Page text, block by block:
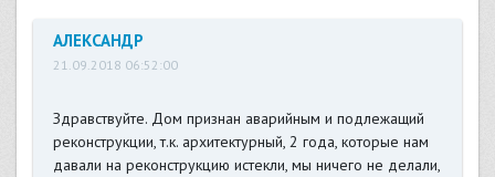
АЛЕКСАНДР
21.09.2018 06:52:00
Здравствуйте. Дом признан аварийным и подлежащий
реконструкции, т.к. архитектурный, 2 года, которые нам
давали на реконструкцию истекли, мы ничего не делали,